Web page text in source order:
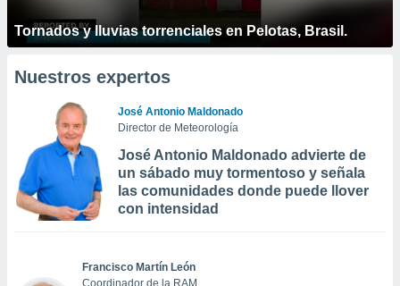
Tornados y lluvias torrenciales en Pelotas, Brasil.
Nuestros expertos
José Antonio Maldonado
Director de Meteorología
José Antonio Maldonado advierte de
un sábado muy tormentoso y señala
las comunidades donde puede llover
con intensidad
Francisco Martín León
Coordinador de la RAM